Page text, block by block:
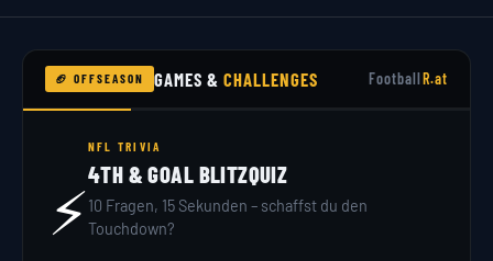
🏈 OFFSEASON GAMES &CHALLENGES FootballR.at
⚡
NFL TRIVIA
4TH & GOAL BLITZQUIZ
10 Fragen, 15 Sekunden – schaffst du den
Touchdown?